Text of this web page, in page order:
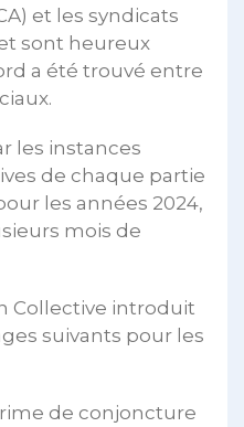
et les syndicats
et sont heureux
a été trouvé entre
les instances
de chaque partie
les années 2024,
mois de
Collective introduit
suivants pour les
de conjoncture